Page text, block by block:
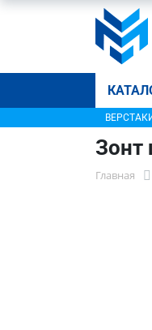
Зонт
Главная